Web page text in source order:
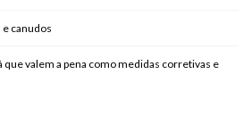
canudos
que valem a pena como medidas corretivas e